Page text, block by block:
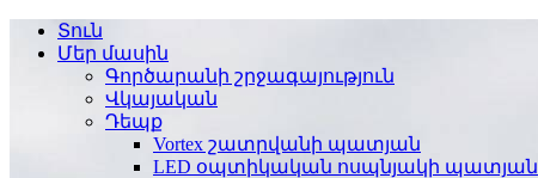
Տուն
Մեր մասին
Գործարանի շրջագայություն
Վկայական
Դեպք
Vortex շատրվանի պատյան
LED օպտիկական ոսպնյակի պատյան